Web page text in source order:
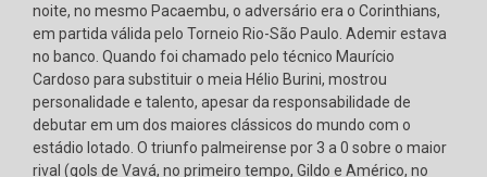
noite, no mesmo Pacaembu, o adversário era o Corinthians,
em partida válida pelo Torneio Rio-São Paulo. Ademir estava
no banco. Quando foi chamado pelo técnico Maurício
Cardoso para substituir o meia Hélio Burini, mostrou
personalidade e talento, apesar da responsabilidade de
debutar em um dos maiores clássicos do mundo com o
estádio lotado. O triunfo palmeirense por 3 a 0 sobre o maior
rival (gols de Vavá, no primeiro tempo, Gildo e Américo, no